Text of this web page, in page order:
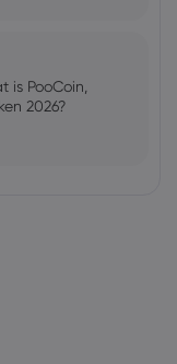
PooCoin,
2026?